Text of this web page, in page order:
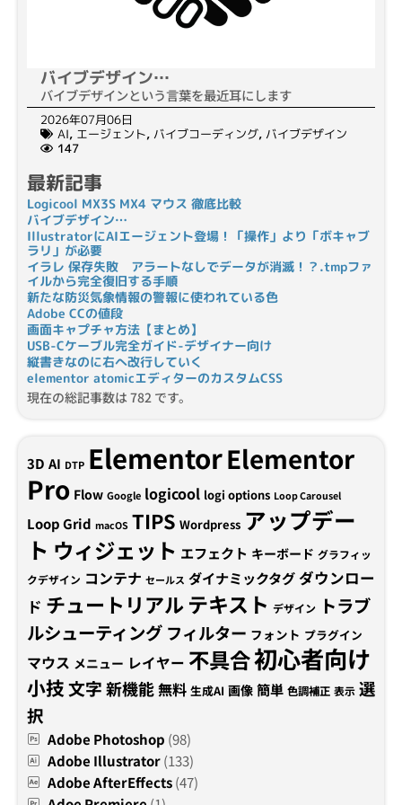
バイブデザイン…
バイブデザインという言葉を最近耳にします
2026年07月06日
AI, エージェント, バイブコーディング, バイブデザイン
147
最新記事
Logicool MX3S MX4 マウス 徹底比較
バイブデザイン…
IllustratorにAIエージェント登場！「操作」より「ボキャブ
ラリ」が必要
イラレ 保存失敗 アラートなしでデータが消滅！？.tmpファ
イルから完全復旧する手順
新たな防災気象情報の警報に使われている色
Adobe CCの値段
画面キャプチャ方法【まとめ】
USB-Cケーブル完全ガイド-デザイナー向け
縦書きなのに右へ改行していく
elementor atomicエディターのカスタムCSS
現在の総記事数は 782 です。
3D AI DTP ElementorElementor
Pro Flow Google logicool logi options Loop Carousel
Loop Grid macOS TIPS Wordpress アップデー
ト ウィジェット エフェクト キーボード グラフィッ
クデザイン コンテナ セールス ダイナミックタグダウンロー
ド チュートリアルテキスト デザイン トラブ
ルシューティング フィルター フォント プラグイン
マウス メニュー レイヤー 不具合初心者向け
小技文字新機能無料 生成AI 画像 簡単 色調補正 表示 選
択
Adobe Photoshop (98)
Adobe Illustrator(133)
Adobe AfterEffects(47)